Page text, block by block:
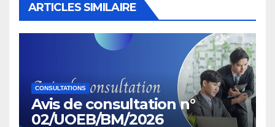
ARTICLES SIMILAIRE
CONSULTATIONS
Avis de consultation n°
02/UOEB/BM/2026